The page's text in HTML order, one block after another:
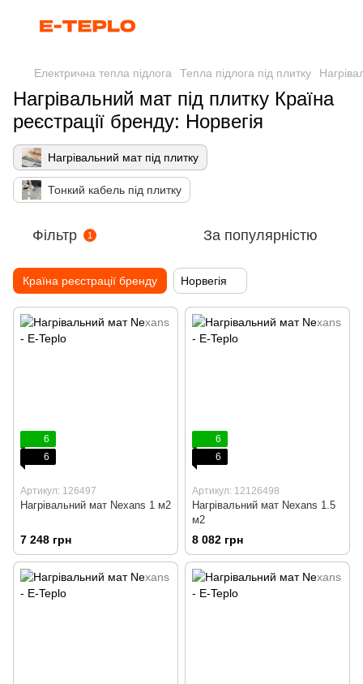
Електрична тепла підлога Тепла підлога під плитку
Нагрівальний мат під плитку Країна
реєстрації бренду: Норвегія
Нагрівальний мат під плитку
Тонкий кабель під плитку
Фільтр 1 За популярністю
Країна реєстрації бренду Норвегія
6
6
Артикул: 126497
Нагрівальний мат Nexans 1 м2
7 248 грн
6
6
Артикул: 12126498
Нагрівальний мат Nexans 1.5
м2
8 082 грн